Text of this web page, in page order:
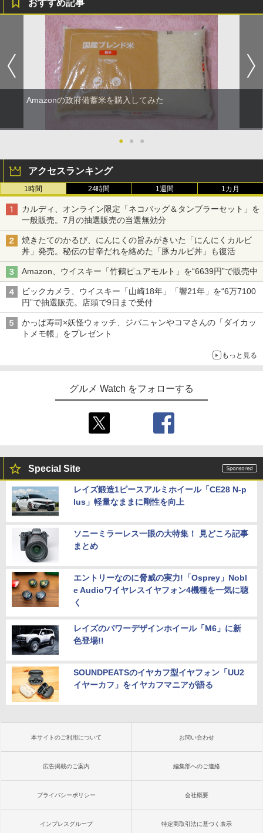
おすすめ記事
Amazonの政府備蓄米を購入してみた
● ● ●
アクセスランキング
1時間 24時間 1週間 1カ月
カルディ、オンライン限定「ネコバッグ＆タンブラーセット」を
一般販売。7月の抽選販売の当選無効分
焼きたてのかるび、にんにくの旨みがきいた「にんにくカルビ
丼」発売。秘伝の甘辛だれを絡めた「豚カルビ丼」も復活
Amazon、ウイスキー「竹鶴ピュアモルト」を“6639円”で販売中
ビックカメラ、ウイスキー「山崎18年」「響21年」を“6万7100
円”で抽選販売。店頭で9日まで受付
かっぱ寿司×妖怪ウォッチ、ジバニャンやコマさんの「ダイカッ
トメモ帳」をプレゼント
もっと見る
グルメ Watch をフォローする
Special Site
レイズ鍛造1ピースアルミホイール「CE28 N-p
lus」軽量なままに剛性を向上
ソニーミラーレス一眼の大特集！ 見どころ記事
まとめ
エントリーなのに脅威の実力!「Osprey」Nobl
e Audioワイヤレスイヤフォン4機種を一気に聴
く
レイズのパワーデザインホイール「M6」に新
色登場!!
SOUNDPEATSのイヤカフ型イヤフォン「UU2
イヤーカフ」をイヤカフマニアが語る
本サイトのご利用について お問い合わせ
広告掲載のご案内 編集部へのご連絡
プライバシーポリシー 会社概要
インプレスグループ 特定商取引法に基づく表示